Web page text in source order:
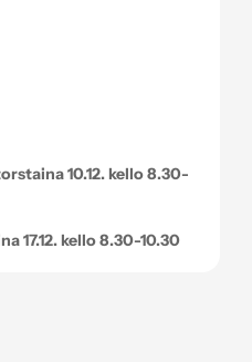
10.12. kello 8.30-
17.12. kello 8.30-10.30